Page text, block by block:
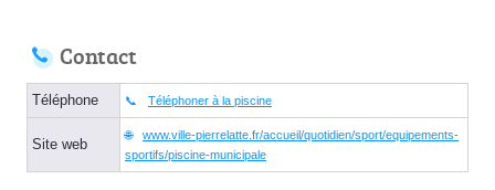
Contact
Téléphone Téléphoner à la piscine
Site web
www.ville-pierrelatte.fr/accueil/quotidien/sport/equipements-
sportifs/piscine-municipale